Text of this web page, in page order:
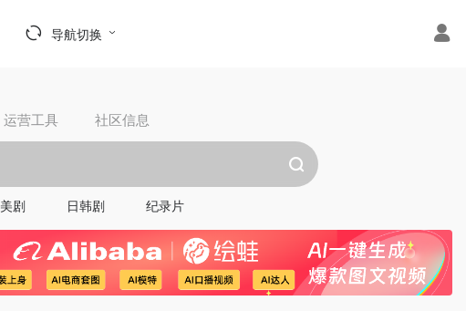
导航切换
运营工具 社区信息
美剧 日韩剧 纪录片